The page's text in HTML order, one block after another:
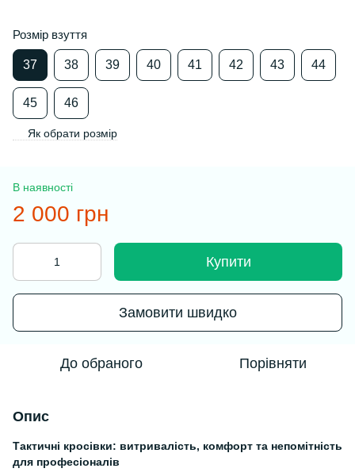
Розмір взуття
37 38 39 40 41 42 43 44
45 46
Як обрати розмір
В наявності
2 000 грн
Купити
Замовити швидко
До обраного Порівняти
Опис
Тактичні кросівки: витривалість, комфорт та непомітність
для професіоналів